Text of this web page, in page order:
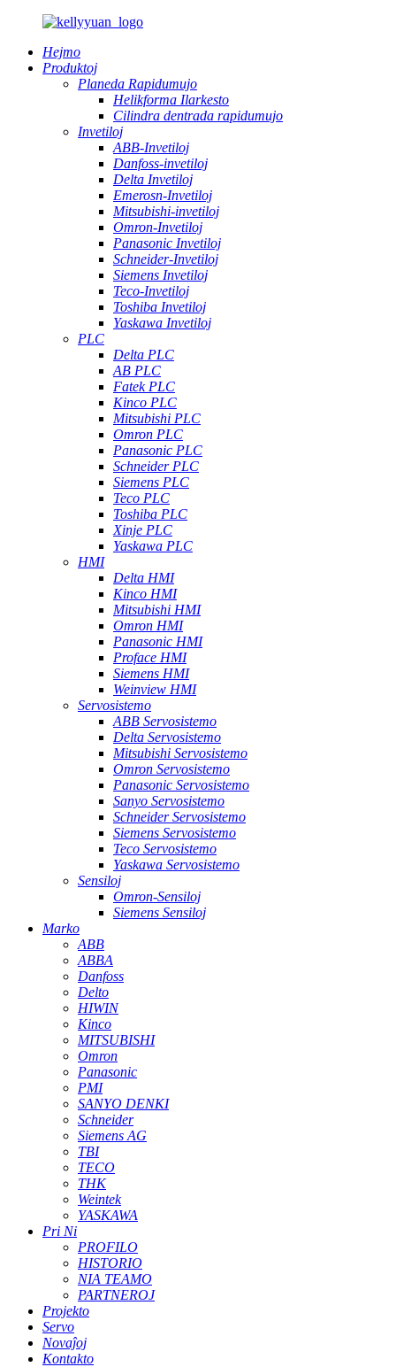
Hejmo
Produktoj
Planeda Rapidumujo
Helikforma Ilarkesto
Cilindra dentrada rapidumujo
Invetiloj
ABB-Invetiloj
Danfoss-invetiloj
Delta Invetiloj
Emerosn-Invetiloj
Mitsubishi-invetiloj
Omron-Invetiloj
Panasonic Invetiloj
Schneider-Invetiloj
Siemens Invetiloj
Teco-Invetiloj
Toshiba Invetiloj
Yaskawa Invetiloj
PLC
Delta PLC
AB PLC
Fatek PLC
Kinco PLC
Mitsubishi PLC
Omron PLC
Panasonic PLC
Schneider PLC
Siemens PLC
Teco PLC
Toshiba PLC
Xinje PLC
Yaskawa PLC
HMI
Delta HMI
Kinco HMI
Mitsubishi HMI
Omron HMI
Panasonic HMI
Proface HMI
Siemens HMI
Weinview HMI
Servosistemo
ABB Servosistemo
Delta Servosistemo
Mitsubishi Servosistemo
Omron Servosistemo
Panasonic Servosistemo
Sanyo Servosistemo
Schneider Servosistemo
Siemens Servosistemo
Teco Servosistemo
Yaskawa Servosistemo
Sensiloj
Omron-Sensiloj
Siemens Sensiloj
Marko
ABB
ABBA
Danfoss
Delto
HIWIN
Kinco
MITSUBISHI
Omron
Panasonic
PMI
SANYO DENKI
Schneider
Siemens AG
TBI
TECO
THK
Weintek
YASKAWA
Pri Ni
PROFILO
HISTORIO
NIA TEAMO
PARTNEROJ
Projekto
Servo
Novaĵoj
Kontakto